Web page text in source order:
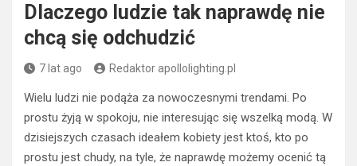
Dlaczego ludzie tak naprawdę nie
chcą się odchudzić
7 lat ago Redaktor apollolighting.pl
Wielu ludzi nie podąża za nowoczesnymi trendami. Po
prostu żyją w spokoju, nie interesując się wszelką modą. W
dzisiejszych czasach ideałem kobiety jest ktoś, kto po
prostu jest chudy, na tyle, że naprawdę możemy ocenić tą